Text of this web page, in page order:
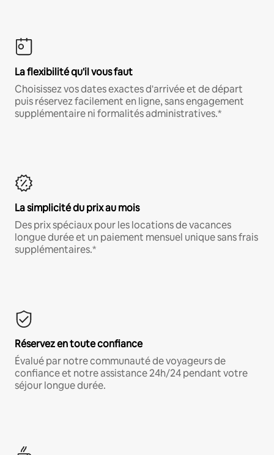
La flexibilité qu'il vous faut
Choisissez vos dates exactes d'arrivée et de départ
puis réservez facilement en ligne, sans engagement
supplémentaire ni formalités administratives.*
La simplicité du prix au mois
Des prix spéciaux pour les locations de vacances
longue durée et un paiement mensuel unique sans frais
supplémentaires.*
Réservez en toute confiance
Évalué par notre communauté de voyageurs de
confiance et notre assistance 24h/24 pendant votre
séjour longue durée.